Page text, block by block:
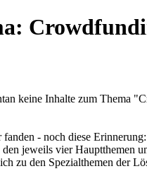
keine Inhalte zum Thema
- noch diese Erinnerung:
jeweils vier Hauptthemen
zu den Spezialthemen der